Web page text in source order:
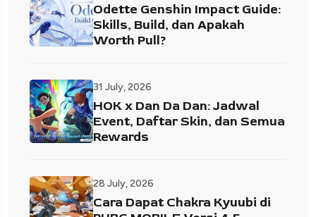
Odette Genshin Impact Guide:
Skills, Build, dan Apakah
Worth Pull?
31 July, 2026
HOK x Dan Da Dan: Jadwal
Event, Daftar Skin, dan Semua
Rewards
28 July, 2026
Cara Dapat Chakra Kyuubi di